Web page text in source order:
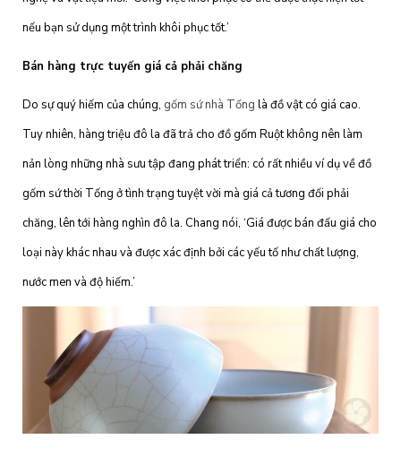
nếu bạn sử dụng một trình khôi phục tốt.’
Bán hàng trực tuyến giá cả phải chăng
Do sự quý hiếm của chúng, gốm sứ nhà Tống là đồ vật có giá cao.
Tuy nhiên, hàng triệu đô la đã trả cho đồ gốm Ruột không nên làm
nản lòng những nhà sưu tập đang phát triển: có rất nhiều ví dụ về đồ
gốm sứ thời Tống ở tình trạng tuyệt vời mà giá cả tương đối phải
chăng, lên tới hàng nghìn đô la. Chang nói, ‘Giá được bán đấu giá cho
loại này khác nhau và được xác định bởi các yếu tố như chất lượng,
nước men và độ hiếm.’